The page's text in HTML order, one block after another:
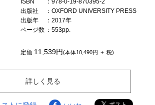
ISBN
：978-0-19-870395-2
出版社
：OXFORD UNIVERSITY PRESS
出版年
：2017年
ページ数 ：553pp.
定価 11,539円(本体10,490円 ＋ 税)
詳しく見る